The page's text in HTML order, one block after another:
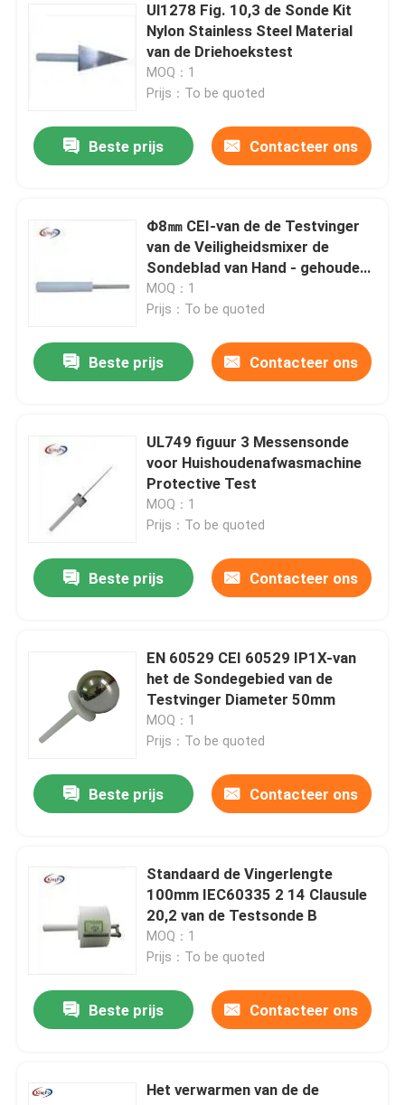
Producten
Ongeveer ons
Fabrieksreis
Contacteer ons
Verzoek om een Citaat
CEI-Testmateriaal
De Testmateriaal van de toegangsbescherming
Het Materiaal van de brandbaarheidstest
Lithiumbatterij het Testen Materiaal
De Sonde van de testvinger
EV batterij het Testen Materiaal
Testmaten
Ul1278 Fig. 10,3 de Sonde Kit
Nylon Stainless Steel Material
van de Driehoekstest
MOQ：1
Prijs：To be quoted
Beste prijs Contacteer ons
Φ8㎜ CEI-van de de Testvinger
van de Veiligheidsmixer de
Sondeblad van Hand - gehouden
Opruier
MOQ：1
Prijs：To be quoted
Beste prijs Contacteer ons
UL749 figuur 3 Messensonde
voor Huishoudenafwasmachine
Protective Test
MOQ：1
Prijs：To be quoted
Beste prijs Contacteer ons
EN 60529 CEI 60529 IP1X-van
het de Sondegebied van de
Testvinger Diameter 50mm
MOQ：1
Prijs：To be quoted
Beste prijs Contacteer ons
Standaard de Vingerlengte
100mm IEC60335 2 14 Clausule
20,2 van de Testsonde B
MOQ：1
Prijs：To be quoted
Beste prijs Contacteer ons
Het verwarmen van de de